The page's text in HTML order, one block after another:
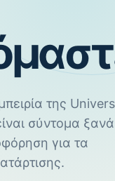
της
σύντομα ξανά
για τα